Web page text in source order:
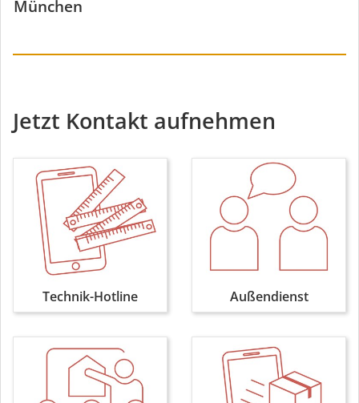
München
Jetzt Kontakt aufnehmen
Technik-Hotline Außendienst